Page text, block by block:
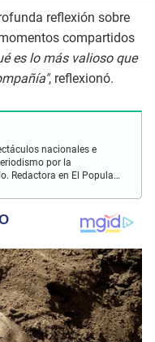
reflexión sobre
compartidos
es lo más valioso que
, reflexionó.
nacionales e
por la
Redactora en El Popular.